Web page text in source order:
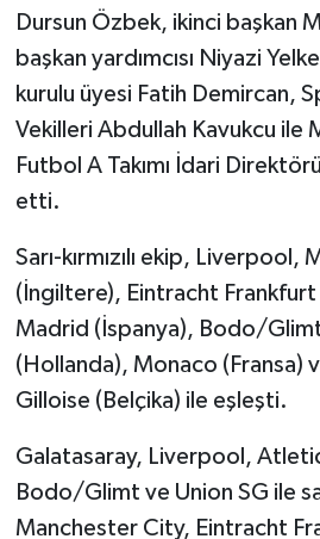
Dursun Özbek, ikinci başkan
başkan yardımcısı Niyazi
kurulu üyesi Fatih Demircan,
Vekilleri Abdullah Kavukcu ile
Futbol A Takımı İdari
etti.
Sarı-kırmızılı ekip,
(İngiltere), Eintracht
Madrid (İspanya), Bodo/
(Hollanda), Monaco (Fransa)
Gilloise (Belçika) ile eşleşti.
Galatasaray, Liverpool,
Bodo/Glimt ve Union SG ile
Manchester City, Eintracht